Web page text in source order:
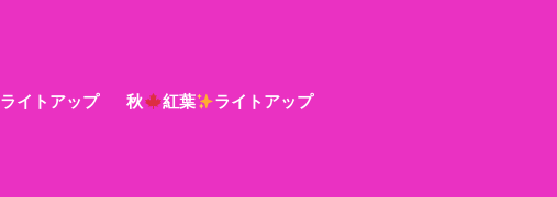
ライトアップ 秋 紅葉 ライトアップ